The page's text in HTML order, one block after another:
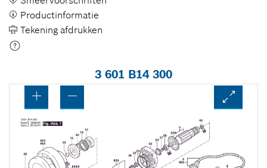
Productinformatie
Tekening afdrukken
3 601 B14 300